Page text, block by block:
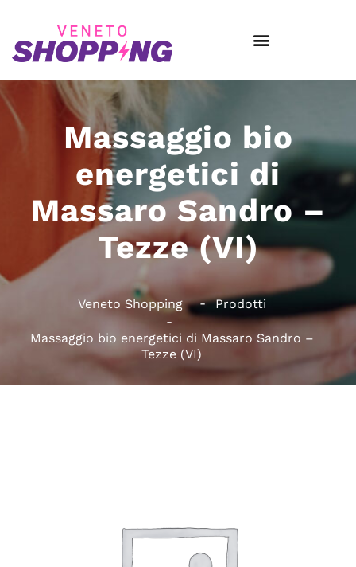
Massaggio bio
energetici di
Massaro Sandro –
Tezze (VI)
Veneto Shopping Prodotti
Massaggio bio energetici di Massaro Sandro –
Tezze (VI)